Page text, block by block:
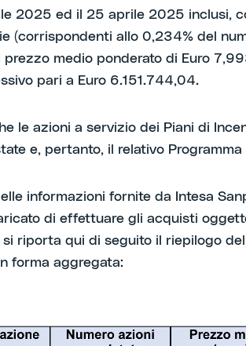
2025 ed il 25 aprile 2025 inclusi,
(corrispondenti allo 0,234% del
prezzo medio ponderato di Euro
pari a Euro 6.151.744,04.
le azioni a servizio dei Piani di
e, pertanto, il relativo
informazioni fornite da Intesa
di effettuare gli acquisti
si riporta qui di seguito il riepilogo
forma aggregata: